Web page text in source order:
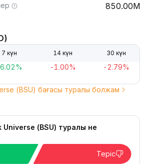
850.00M
7 күн 14 күн 30 күн
-1.00% -2.79%
(BSU) бағасы туралы болжам
Universe (BSU) туралы не
Теріс